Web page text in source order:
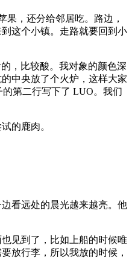
果，还分给邻居吃。路边，
这个小镇。走路就要回到小
，比较酸。我对象的颜色深
中央放了个火炉，这样大家
第二行写下了 LUO。我们
的鹿肉。
看远处的晨光越来越亮。他
见到了，比如上船的时候唯
放行李，所以我放的时候，